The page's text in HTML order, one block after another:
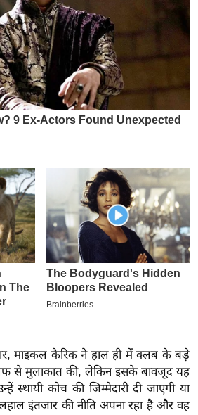
माइकल कैरिक ने हाल ही में क्लब के बड़े
से मुलाकात की, लेकिन इसके बावजूद यह
स्थायी कोच की जिम्मेदारी दी जाएगी या
इंतजार की नीति अपना रहा है और वह